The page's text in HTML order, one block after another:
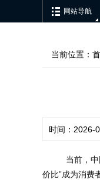
网站导航
当前位置：
时间：2026-
当前，中国
价比”成为消费